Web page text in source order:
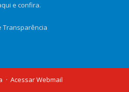
e confira.
Transparência
Acessar Webmail